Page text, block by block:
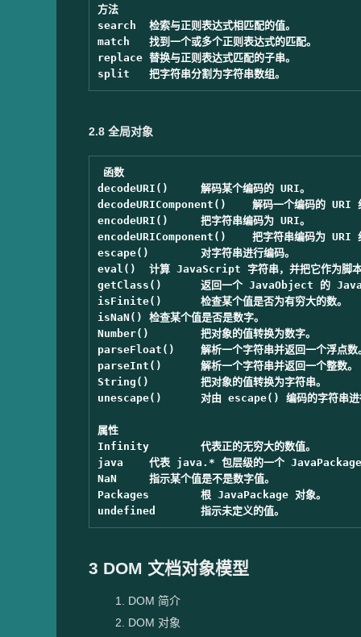
方法
search	检索与正则表达式相匹配的值。
match	找到一个或多个正则表达式的匹配。
replace	替换与正则表达式匹配的子串。
2.8 全局对象
函数
decodeURI()	解码某个编码的 URI。
decodeURIComponent()	解码一个编码的 URI 组件。
encodeURI()	把字符串编码为 URI。
encodeURIComponent()	把字符串编码为 URI 组件。
escape()	对字符串进行编码。
eval()	计算 JavaScript 字符串，并把它作为脚本代码来执行。
getClass()	返回一个 JavaObject 的 JavaClass。
isFinite()	检查某个值是否为有穷大的数。
isNaN()	检查某个值是否是数字。
Number()	把对象的值转换为数字。
parseFloat()	解析一个字符串并返回一个浮点数。
parseInt()	解析一个字符串并返回一个整数。
String()	把对象的值转换为字符串。
unescape()	对由 escape() 编码的字符串进行解码。
属性
Infinity	代表正的无穷大的数值。
java	代表 java.* 包层级的一个 JavaPackage。
NaN	指示某个值是不是数字值。
Packages	根 JavaPackage 对象。
3 DOM 文档对象模型
DOM 简介
DOM 对象